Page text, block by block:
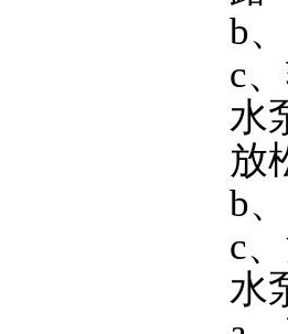
b
c
水
放
b
c
水